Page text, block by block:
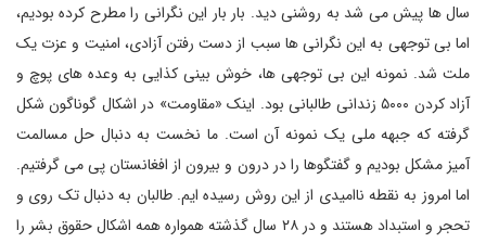
سال ها پیش می شد به روشنی دید. بار بار این نگرانی را مطرح کرده بودیم،
اما بی توجهی به این نگرانی ها سبب از دست رفتن آزادی، امنیت و عزت یک
ملت شد. نمونه این بی توجهی ها، خوش بینی کذایی به وعده های پوچ و
آزاد کردن ۵۰۰۰ زندانی طالبانی بود. اینک «مقاومت» در اشکال گوناگون شکل
گرفته که جبهه ملی یک نمونه آن است. ما نخست به دنبال حل مسالمت
آمیز مشکل بودیم و گفتگوها را در درون و بیرون از افغانستان پی می گرفتیم.
اما امروز به نقطه ناامیدی از این روش رسیده ایم. طالبان به دنبال تک روی و
تحجر و استبداد هستند و در ۲۸ سال گذشته همواره همه اشکال حقوق بشر را